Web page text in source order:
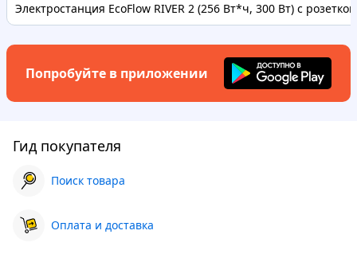
Электростанция EcoFlow RIVER 2 (256 Вт*ч, 300 Вт) с
Попробуйте в приложении
Гид покупателя
Поиск товара
Оплата и доставка